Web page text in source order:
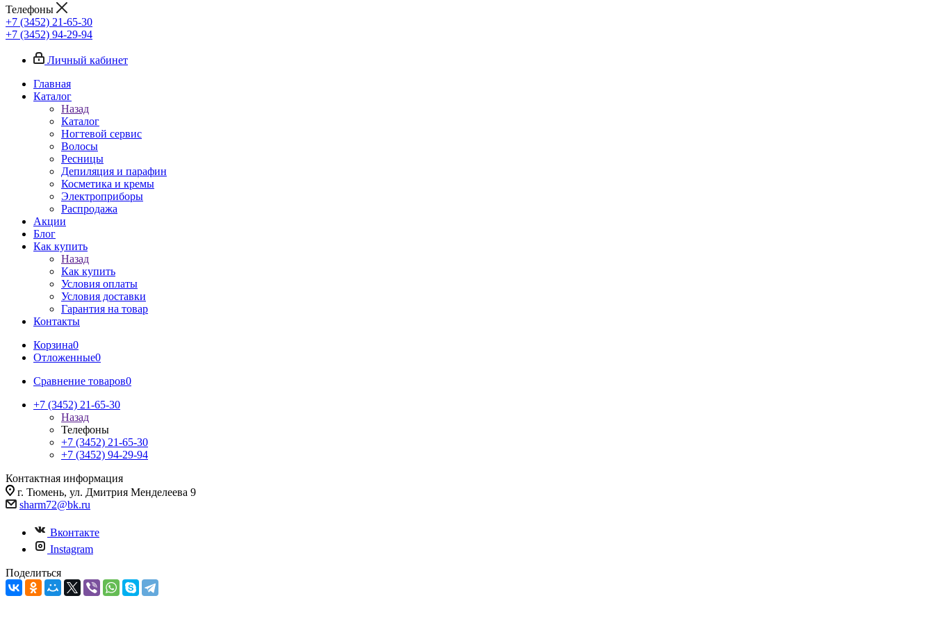
Телефоны
+7 (3452) 21-65-30
+7 (3452) 94-29-94
Личный кабинет
Главная
Каталог
Назад
Каталог
Ногтевой сервис
Волосы
Ресницы
Депиляция и парафин
Косметика и кремы
Электроприборы
Распродажа
Акции
Блог
Как купить
Назад
Как купить
Условия оплаты
Условия доставки
Гарантия на товар
Контакты
Корзина0
Отложенные0
Сравнение товаров0
+7 (3452) 21-65-30
Назад
Телефоны
+7 (3452) 21-65-30
+7 (3452) 94-29-94
Контактная информация
г. Тюмень, ул. Дмитрия Менделеева 9
sharm72@bk.ru
Вконтакте
Instagram
Поделиться